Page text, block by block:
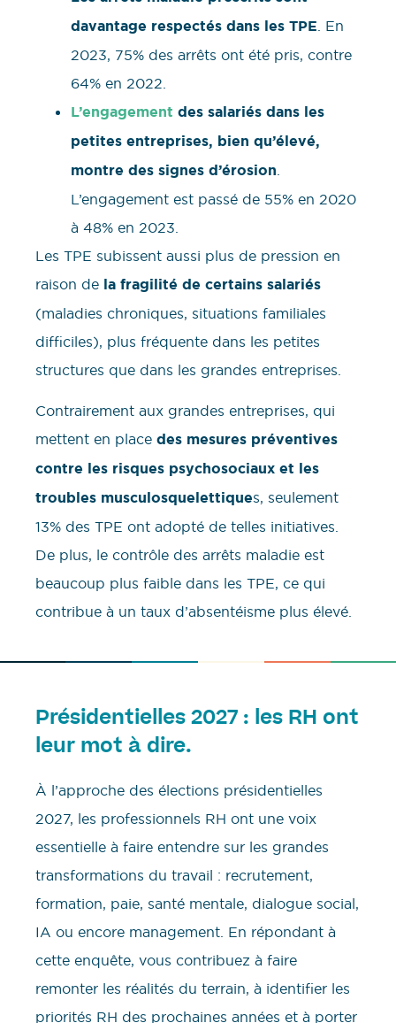
davantage respectés dans les TPE . En
2023, 75% des arrêts ont été pris, contre
64% en 2022.
L’engagement des salariés dans les
petites entreprises, bien qu’élevé,
montre des signes d’érosion
L’engagement est passé de 55% en 2020
à 48% en 2023.
Les TPE subissent aussi plus de pression en
raison de la fragilité de certains salariés
(maladies chroniques, situations familiales
difficiles), plus fréquente dans les petites
structures que dans les grandes entreprises.
Contrairement aux grandes entreprises, qui
mettent en place des mesures préventives
contre les risques psychosociaux et les
troubles musculosquelettiques, seulement
13% des TPE ont adopté de telles initiatives.
De plus, le contrôle des arrêts maladie est
beaucoup plus faible dans les TPE, ce qui
contribue à un taux d’absentéisme plus élevé.
Présidentielles 2027 : les RH ont
leur mot à dire.
À l’approche des élections présidentielles
2027, les professionnels RH ont une voix
essentielle à faire entendre sur les grandes
transformations du travail : recrutement,
formation, paie, santé mentale, dialogue social,
IA ou encore management. En répondant à
cette enquête, vous contribuez à faire
remonter les réalités du terrain, à identifier les
priorités RH des prochaines années et à porter